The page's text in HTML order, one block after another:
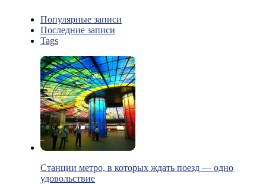
Популярные записи
Последние записи
Tags
Станции метро, в которых ждать поезд — одно
удовольствие